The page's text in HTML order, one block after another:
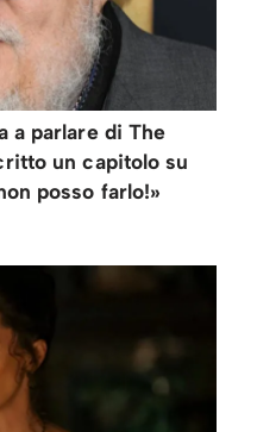
a parlare di The
un capitolo su
posso farlo!»